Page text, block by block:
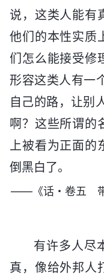
说，这类人能有
他们的本性实质
们怎么能接受修
形容这类人有一
自己的路，让别
啊？这些所谓的
上被看为正面
倒黑白了。
——《话・卷五 带
有许多人尽
真，像给外邦人